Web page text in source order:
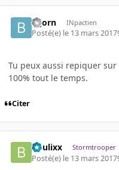
Bijorn INpactien
Posté(e) le 13 mars 2017
Tu peux aussi repiquer
100% tout le temps.
Citer
boulixx Stormtrooper
Posté(e) le 13 mars 2017